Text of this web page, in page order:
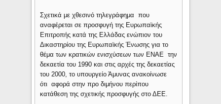
Σχετικά με χθεσινό τηλεγράφημα που
αναφέρεται σε προσφυγή της Ευρωπαϊκής
Επιτροπής κατά της Ελλάδας ενώπιον του
Δικαστηρίου της Ευρωπαϊκής Ένωσης για το
θέμα των κρατικών ενισχύσεων των ΕΝΑΕ την
δεκαετία του 1990 και στις αρχές της δεκαετίας
του 2000, το υπουργείο Άμυνας ανακοίνωσε
ότι αφορά στην προ διμήνου περίπου
κατάθεση της σχετικής προσφυγής στο ΔΕΕ.